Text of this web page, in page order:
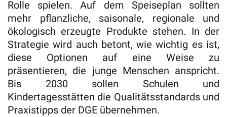
Rolle spielen. Auf dem Speiseplan sollten
mehr pflanzliche, saisonale, regionale und
ökologisch erzeugte Produkte stehen. In der
Strategie wird auch betont, wie wichtig es ist,
diese Optionen auf eine Weise zu
präsentieren, die junge Menschen anspricht.
Bis 2030 sollen Schulen und
Kindertagesstätten die Qualitätsstandards und
Praxistipps der DGE übernehmen.